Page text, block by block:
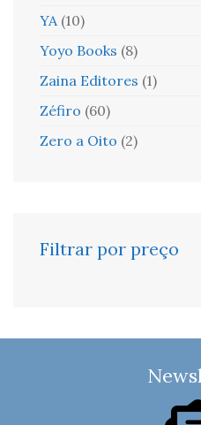
YA (10)
Yoyo Books (8)
Zaina Editores (1)
Zéfiro (60)
Zero a Oito (2)
Filtrar por preço